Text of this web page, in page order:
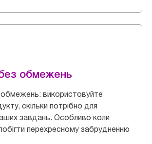
обмежень
використовуйте
скільки потрібно для
завдань. Особливо коли
перехресному забрудненню